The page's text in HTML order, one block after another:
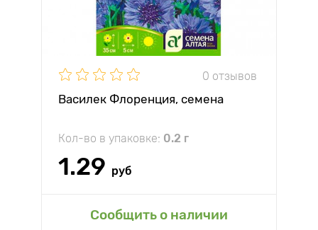
0 отзывов
Василек Флоренция, семена
Кол-во в упаковке: 0.2 г
1.29 руб
Сообщить о наличии